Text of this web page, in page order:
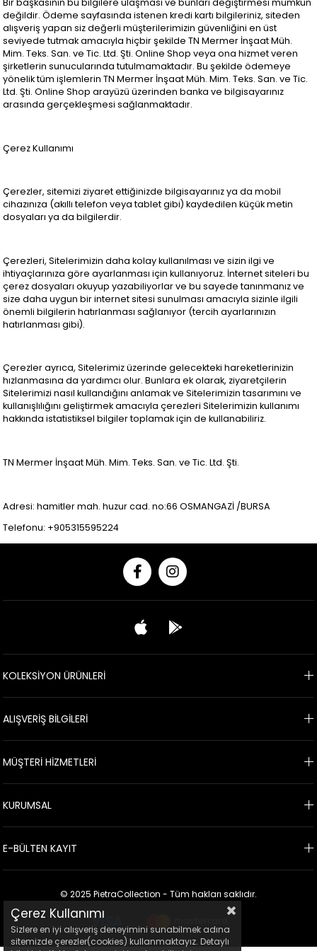
Bir başkasının bu bilgilere ulaşması ve bunları değiştirmesi mümkün
değildir. Ödeme sayfasında istenen kredi kartı bilgileriniz, siteden
alışveriş yapan siz değerli müşterilerimizin güvenliğini en üst
seviyede tutmak amacıyla hiçbir şekilde TN Mermer İnşaat Müh.
Mim. Teks. San. ve Tic. Ltd. Şti. Online Shop veya ona hizmet veren
şirketlerin sunucularında tutulmamaktadır. Bu şekilde ödemeye
yönelik tüm işlemlerin TN Mermer İnşaat Müh. Mim. Teks. San. ve Tic.
Ltd. Şti. Online Shop arayüzü üzerinden banka ve bilgisayarınız
arasında gerçekleşmesi sağlanmaktadır.
Çerez Kullanımı
Çerezler, sitemizi ziyaret ettiğinizde bilgisayarınız ya da mobil
cihazınıza (akıllı telefon veya tablet gibi) kaydedilen küçük metin
dosyaları ya da bilgilerdir.
Çerezleri, Sitelerimizin daha kolay kullanılması ve sizin ilgi ve
ihtiyaçlarınıza göre ayarlanması için kullanıyoruz. İnternet siteleri bu
çerez dosyaları okuyup yazabiliyorlar ve bu sayede tanınmanız ve
size daha uygun bir internet sitesi sunulması amacıyla sizinle ilgili
önemli bilgilerin hatırlanması sağlanıyor (tercih ayarlarınızın
hatırlanması gibi).
Çerezler ayrıca, Sitelerimiz üzerinde gelecekteki hareketlerinizin
hızlanmasına da yardımcı olur. Bunlara ek olarak, ziyaretçilerin
Sitelerimizi nasıl kullandığını anlamak ve Sitelerimizin tasarımını ve
kullanışlılığını geliştirmek amacıyla çerezleri Sitelerimizin kullanımı
hakkında istatistiksel bilgiler toplamak için de kullanabiliriz.
TN Mermer İnşaat Müh. Mim. Teks. San. ve Tic. Ltd. Şti.
Adresi: hamitler mah. huzur cad. no:66 OSMANGAZİ /BURSA
Telefonu: +905315595224
KOLEKSİYON ÜRÜNLERİ
ALIŞVERİŞ BİLGİLERİ
MÜŞTERİ HİZMETLERİ
KURUMSAL
E-BÜLTEN KAYIT
© 2025 PietraCollection - Tüm hakları saklıdır.
Çerez Kullanımı
Sizlere en iyi alışveriş deneyimini sunabilmek adına
sitemizde çerezler(cookies) kullanmaktayız. Detaylı